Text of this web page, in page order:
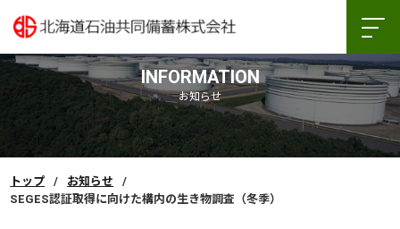
INFORMATION
お知らせ
トップ
お知らせ
SEGES認証取得に向けた構内の生き物調査（冬季）